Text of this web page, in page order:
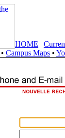
HOME |
• Campus Maps •